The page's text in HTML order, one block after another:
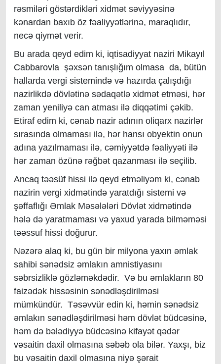
rəsmiləri göstərdikləri xidmət səviyyəsinə
kənardan baxıb öz fəaliyyətlərinə, maraqlıdır,
necə qiymət verir.
Bu arada qeyd edim ki, iqtisadiyyat naziri Mikayıl
Cabbarovla şəxsən tanışlığım olmasa da, bütün
hallarda vergi sistemində və hazırda çalışdığı
nazirlikdə dövlətinə sədaqətlə xidmət etməsi, hər
zaman yeniliyə can atması ilə diqqətimi çəkib.
Etiraf edim ki, cənab nazir adının oliqarx nazirlər
sırasında olmaması ilə, hər hansı obyektin onun
adına yazılmaması ilə, cəmiyyətdə fəaliyyəti ilə
hər zaman özünə rəğbət qazanması ilə seçilib.
Ancaq təəsüf hissi ilə qeyd etməliyəm ki, cənab
nazirin vergi xidmətində yaratdığı sistemi və
şəffaflığı Əmlak Məsələləri Dövlət xidmətində
hələ də yaratmaması və yaxud yarada bilməməsi
təəssuf hissi doğurur.
Nəzərə alaq ki, bu gün bir milyona yaxın əmlak
sahibi sənədsiz əmlakın amnistiyasını
səbrsizliklə gözləməkdədir. Və bu əmlakların 80
faizədək hissəsinin sənədləşdirilməsi
mümkündür. Təsəvvür edin ki, həmin sənədsiz
əmlakın sənədləşdirilməsi həm dövlət büdcəsinə,
həm də bələdiyyə büdcəsinə kifayət qədər
vəsaitin daxil olmasına səbəb ola bilər. Yaxşı, biz
bu vəsaitin daxil olmasına niyə şərait